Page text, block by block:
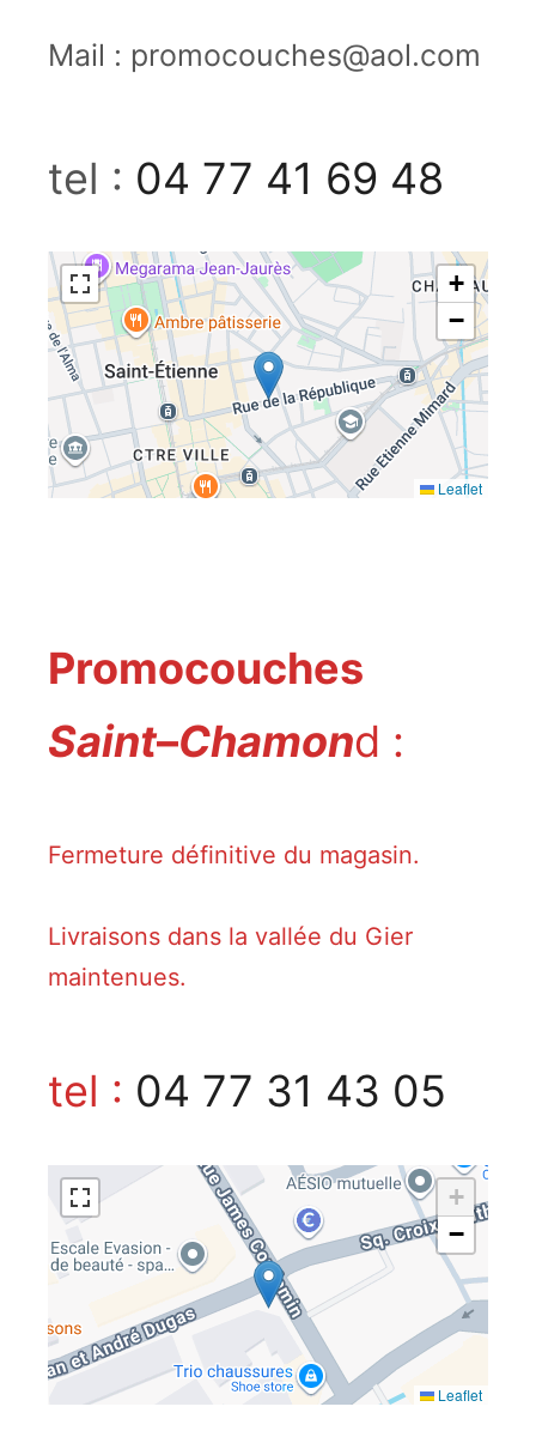
Mail : promocouches@aol.com
tel : 04 77 41 69 48
+
−
Leaflet
Promocouches
Saint–Chamond :
Fermeture définitive du magasin.
Livraisons dans la vallée du Gier
maintenues.
tel : 04 77 31 43 05
+
−
Leaflet